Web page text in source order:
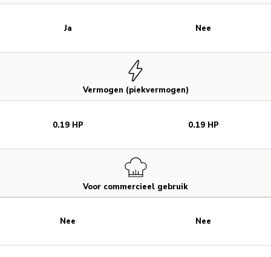
Vermogen (piekvermogen)
Voor commercieel gebruik
Ja
0.19 HP
Nee
Nee
0.19 HP
Nee